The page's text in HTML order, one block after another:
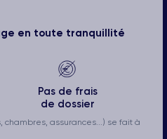
en toute tranquillité
Pas de frais
de dossier
chambres, assurances...) se fait à